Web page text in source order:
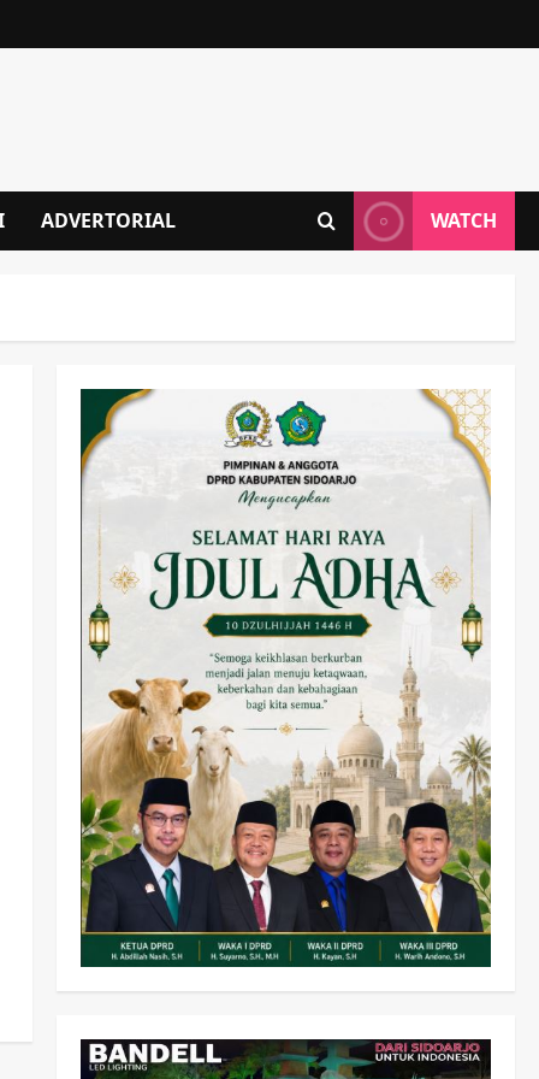
ADVERTORIAL WATCH
Olahraga
Adu Taktik di Atas Rumput
Sintetis: PWI dan Sapma
PP Sidoarjo Memanaskan
Mesin Menuju Piala Soccer
wartanusa 5 Agustus 2026
3
Ekonomi Hiburan
Pemerintahan
Bazar Rakyat Jalan Jambu,
Borong Kuliner UMKM